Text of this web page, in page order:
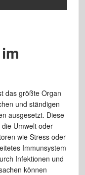
das größte Organ
und ständigen
ausgesetzt. Diese
Umwelt oder
wie Stress oder
Immunsystem
Infektionen und
können